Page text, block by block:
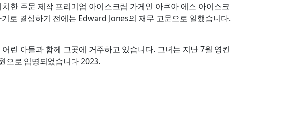
한 주문 제작 프리미엄 아이스크림 가게인 아쿠아 에스 아이스크
로 결심하기 전에는 Edward Jones의 재무 고문으로 일했습니다.
린 아들과 함께 그곳에 거주하고 있습니다. 그녀는 지난 7월 영킨
으로 임명되었습니다 2023.